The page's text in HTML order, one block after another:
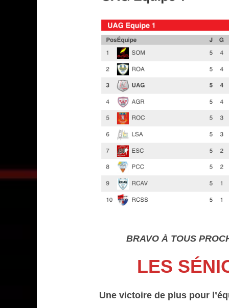
BRAVO À TOUS
LES
Une victoire de plus pour